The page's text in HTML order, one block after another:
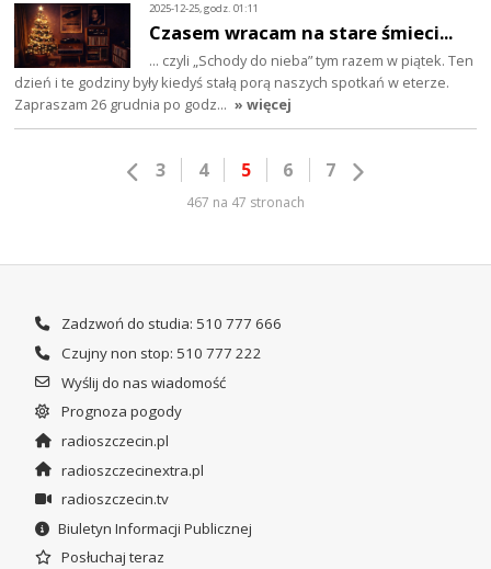
2025-12-25, godz. 01:11
Czasem wracam na stare śmieci...
… czyli „Schody do nieba” tym razem w piątek. Ten
dzień i te godziny były kiedyś stałą porą naszych spotkań w eterze.
Zapraszam 26 grudnia po godz… » więcej
3 4 5 6 7
467 na 47 stronach
Zadzwoń do studia: 510 777 666
Czujny non stop: 510 777 222
Wyślij do nas wiadomość
Prognoza pogody
radioszczecin.pl
radioszczecinextra.pl
radioszczecin.tv
Biuletyn Informacji Publicznej
Posłuchaj teraz